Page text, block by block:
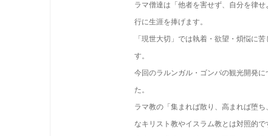
ラマ僧達は「他者を害せず、自分を律
行に生涯を捧げます。
「現世大切」では執着・欲望・煩悩に
す。
今回のラルンガル・ゴンパの観光開発
た。
ラマ教の「集まれば散り、高まれば堕
なキリスト教やイスラム教とは対照的で